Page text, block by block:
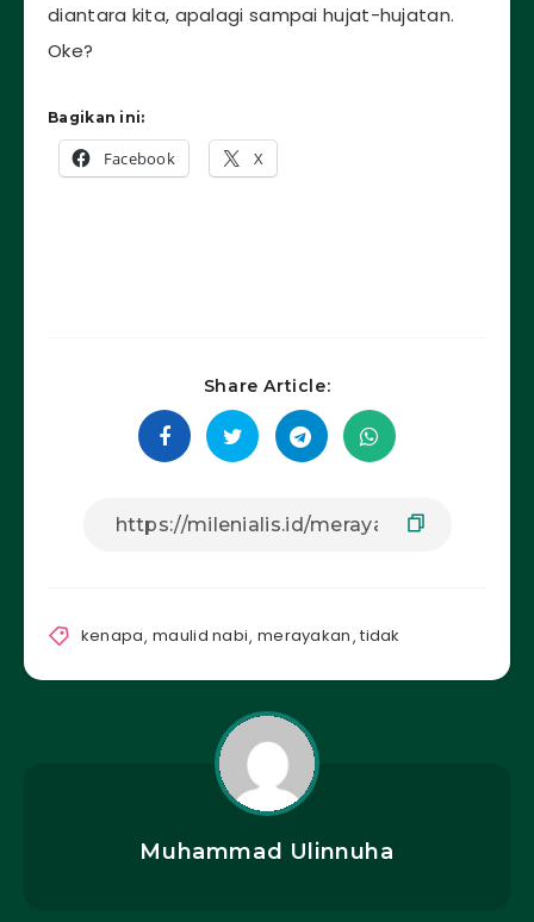
diantara kita, apalagi sampai hujat-hujatan.
Oke?
Bagikan ini:
Facebook X
Share Article:
kenapa,maulid nabi, merayakan,tidak
Muhammad Ulinnuha